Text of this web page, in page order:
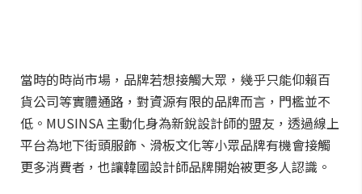
當時的時尚市場，品牌若想接觸大眾，幾乎只能仰賴百
貨公司等實體通路，對資源有限的品牌而言，門檻並不
低。MUSINSA 主動化身為新銳設計師的盟友，透過線上
平台為地下街頭服飾、滑板文化等小眾品牌有機會接觸
更多消費者，也讓韓國設計師品牌開始被更多人認識。